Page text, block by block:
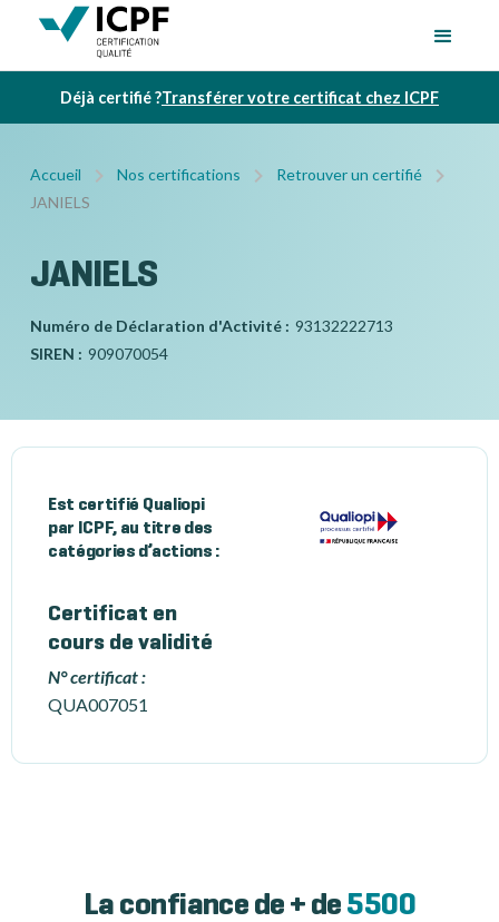
Déjà certifié ?Transférer votre certificat chez ICPF
Accueil Nos certifications
Retrouver un certifié
JANIELS
JANIELS
Numéro de Déclaration d'Activité : 93132222713
SIREN : 909070054
Est certifié Qualiopi
par ICPF, au titre des
catégories d’actions :
Certificat en
cours de validité
N° certificat :
QUA007051
La confiance de + de 5500